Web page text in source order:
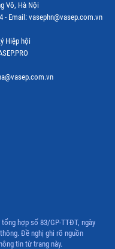
Võ, Hà Nội
- Email: vasephn@vasep.com.vn
Hiệp hội
hợp số 83/GP-TTĐT, ngày
Đề nghị ghi rõ nguồn
tin từ trang này.